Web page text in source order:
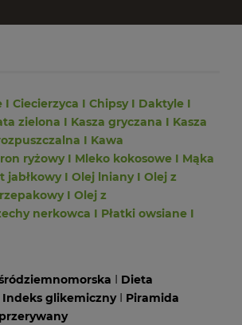
I Ciecierzyca I ChipsyI Daktyle I
zielona I Kasza gryczana I Kasza
I Kawa
ryżowyI Mleko kokosowe I Mąka
jabłkowyI Olej lnianyI Olej z
I Olej z
nerkowca I Płatki owsiane I
I Dieta
Indeks glikemicznyI Piramida